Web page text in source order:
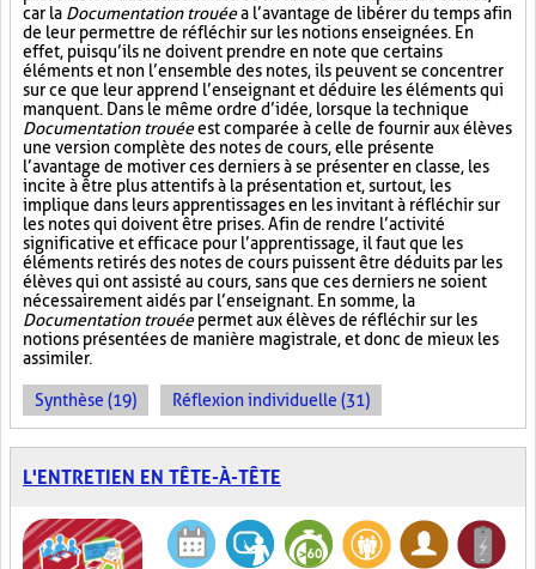
car la Documentation trouéea l’avantage de libérer du temps afin
de leur permettre de réfléchir sur les notions enseignées. En
effet, puisqu’ils ne doivent prendre en note que certains
éléments et non l’ensemble des notes, ils peuvent se concentrer
sur ce que leur apprend l’enseignant et déduire les éléments qui
manquent. Dans le même ordre d’idée, lorsque la technique
Documentation trouéeest comparée à celle de fournir aux élèves
une version complète des notes de cours, elle présente
l’avantage de motiver ces derniers à se présenter en classe, les
incite à être plus attentifs à la présentation et, surtout, les
implique dans leurs apprentissages en les invitant à réfléchir sur
les notes qui doivent être prises. Afin de rendre l’activité
significative et efficace pour l’apprentissage, il faut que les
éléments retirés des notes de cours puissent être déduits par les
élèves qui ont assisté au cours, sans que ces derniers ne soient
nécessairement aidés par l’enseignant. En somme, la
Documentation trouéepermet aux élèves de réfléchir sur les
notions présentées de manière magistrale, et donc de mieux les
assimiler.
Synthèse (19) Réflexion individuelle (31)
L'ENTRETIEN EN TÊTE-À-TÊTE